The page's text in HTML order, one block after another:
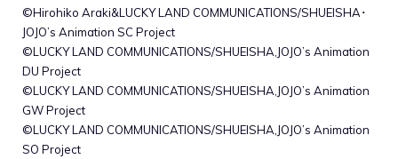
©Hirohiko Araki&LUCKY LAND COMMUNICATIONS/SHUEISHA･
JOJO’s Animation SC Project
©LUCKY LAND COMMUNICATIONS/SHUEISHA,JOJO’s Animation
DU Project
©LUCKY LAND COMMUNICATIONS/SHUEISHA,JOJO’s Animation
GW Project
©LUCKY LAND COMMUNICATIONS/SHUEISHA,JOJO’s Animation
SO Project